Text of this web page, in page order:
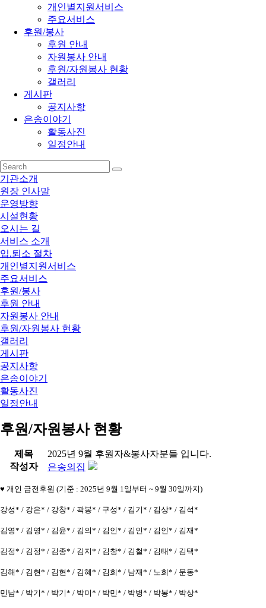
개인별지원서비스
주요서비스
후원/봉사
후원 안내
자원봉사 안내
후원/자원봉사 현황
갤러리
게시판
공지사항
은송이야기
활동사진
일정안내
기관소개
원장 인사말
운영방향
시설현황
오시는 길
서비스 소개
입.퇴소 절차
개인별지원서비스
주요서비스
후원/봉사
후원 안내
자원봉사 안내
후원/자원봉사 현황
갤러리
게시판
공지사항
은송이야기
활동사진
일정안내
후원/자원봉사 현황
제목
2025년 9월 후원자&봉사자분들 입니다.
작성자
은송의집
♥ 개인 금전후원 (기준 : 2025년 9월 1일부터 ~ 9월 30일까지)
강성* / 강은* / 강창* / 곽봉* / 구성* / 김기* / 김상* / 김석*
김영* / 김영* / 김윤* / 김의* / 김인* / 김인* / 김인* / 김재*
김정* / 김정* / 김종* / 김지* / 김창* / 김철* / 김태* / 김택*
김해* / 김현* / 김현* / 김혜* / 김희* / 남재* / 노희* / 문동*
민남* / 박기* / 박기* / 박미* / 박민* / 박병* / 박봉* / 박상*